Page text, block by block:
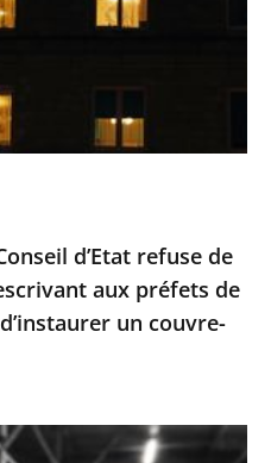
d’Etat refuse de
aux préfets de
un couvre-